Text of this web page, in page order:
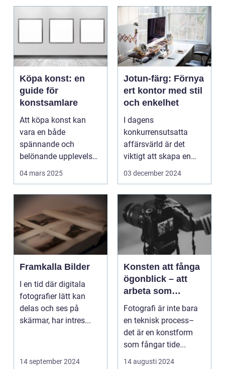
Köpa konst: en
guide för
konstsamlare
Att köpa konst kan
vara en både
spännande och
belönande upplevelse.
Det handlar...
04 mars 2025
Jotun-färg: Förnya
ert kontor med stil
och enkelhet
I dagens
konkurrensutsatta
affärsvärld är det
viktigt att skapa en
arbetsmiljö s...
03 december 2024
Framkalla Bilder
I en tid där digitala
fotografier lätt kan
delas och ses på
skärmar, har intres...
14 september 2024
Konsten att fånga
ögonblick – att
arbeta som
fotograf i
Norrköping
Fotografi är inte bara
en teknisk process–
det är en konstform
som fångar tide...
14 augusti 2024